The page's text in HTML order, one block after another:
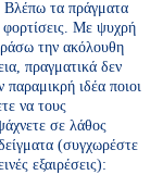
Βλέπω τα πράγματα
φορτίσεις. Με ψυχρή
την ακόλουθη
πραγματικά δεν
παραμικρή ιδέα ποιοι
να τους
σε λάθος
(συγχωρέστε
εξαιρέσεις):